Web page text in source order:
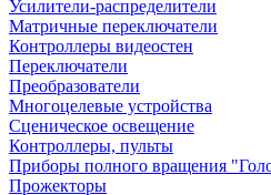
Усилители-распределители
Матричные переключатели
Контроллеры видеостен
Переключатели
Преобразователи
Многоцелевые устройства
Сценическое освещение
Контроллеры, пульты
Приборы полного вращения
Прожекторы